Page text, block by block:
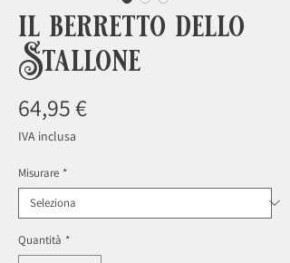
il berretto dello
Stallone
64,95 €Prezzo
IVA inclusa
Misurare *
Quantità *